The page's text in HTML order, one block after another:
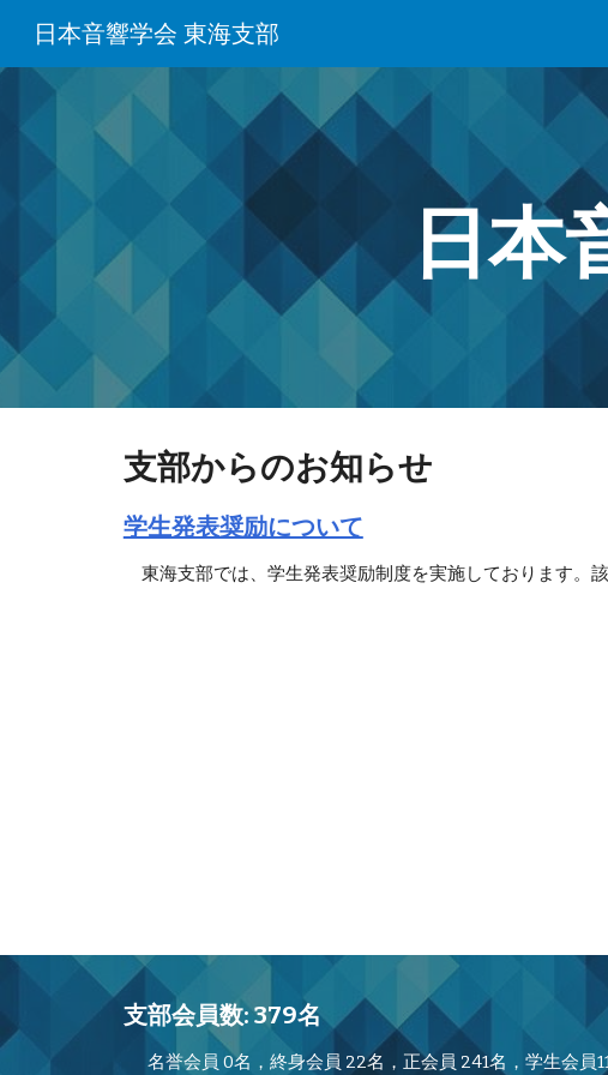
日本音響学会 東海支部
日本
支部からのお知らせ
学生発表奨励について
東海支部では、学生発表奨励制度を実施しております。
支部会員数: 379名
名誉会員 0名，終身会員 22名，正会員 241名，学生会員